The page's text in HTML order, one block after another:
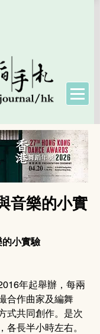
音樂的小實
的小實驗
年起舉辦，每兩
合作曲家及編舞
式共同創作。是次
各長半小時左右。